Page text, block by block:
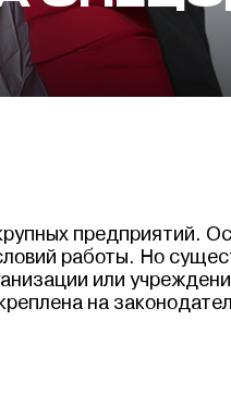
предприятий.
работы. Но
или
на